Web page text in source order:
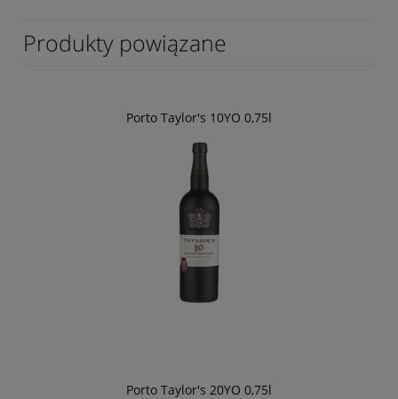
Produkty powiązane
Porto Taylor's 10YO 0,75l
Porto Taylor's 20YO 0,75l